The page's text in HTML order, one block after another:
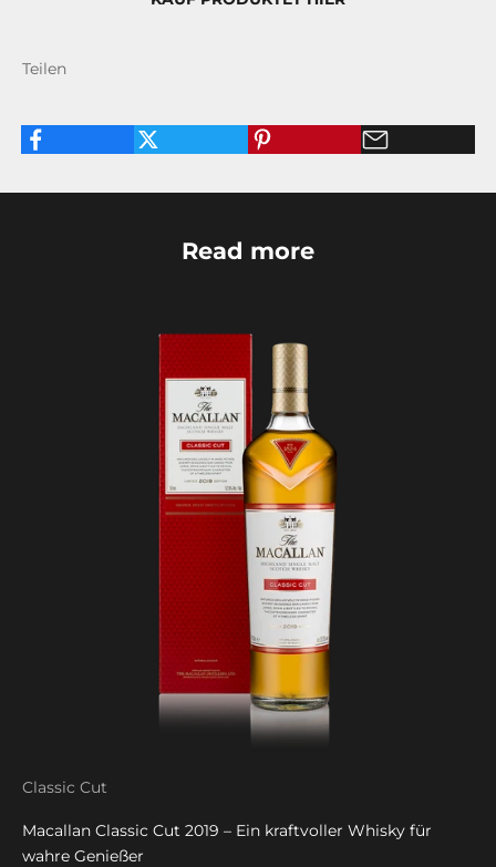
Teilen
Read more
Classic Cut
Macallan Classic Cut 2019 – Ein kraftvoller Whisky für
wahre Genießer